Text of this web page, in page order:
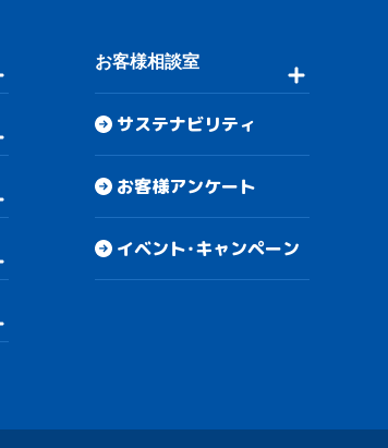
お客様相談室
サステナビリティ
お客様アンケート
イベント・キャンペーン